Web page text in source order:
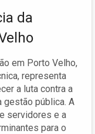
da
em Porto Velho,
representa
a luta contra a
gestão pública. A
servidores e a
para o